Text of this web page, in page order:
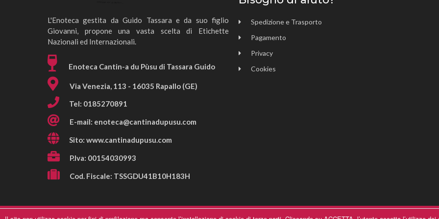
L'Enoteca gestita da Guido Tassara e da suo figlio
Giovanni, propone una vasta scelta di Etichette
Nazionali ed Internazionali.
Enoteca Cantin-a du Pùsu di Tassara Guido
Via Venezia, 113 - 16035 Rapallo (GE)
Tel: 0185270891
E-mail: enoteca@cantinadupusu.com
Sito: www.cantinadupusu.com
P.Iva: 00154030993
Cod. Fiscale: TSSGDU41B10H183H
Spedizione e Trasporto
Pagamento
Privacy
Cookies